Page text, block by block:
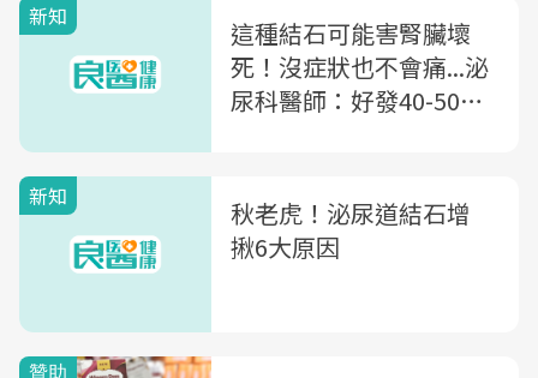
新知
這種結石可能害腎臟壞
死！沒症狀也不會痛...泌
尿科醫師：好發40-50
新知
秋老虎！泌尿道結石增
揪6大原因